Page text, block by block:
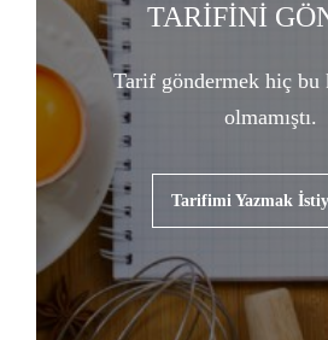
TARİFİNİ
Tarif göndermek hiç bu
olmamıştı.
Tarifimi Yazmak